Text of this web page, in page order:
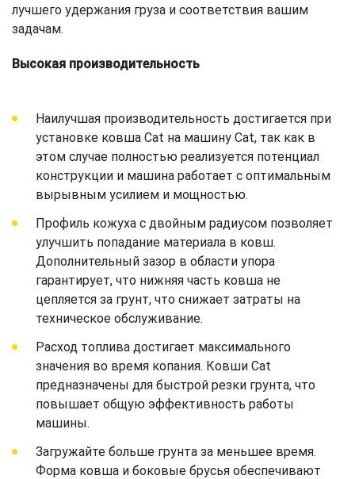
лучшего удержания груза и соответствия вашим
задачам.
Высокая производительность
Наилучшая производительность достигается при
установке ковша Cat на машину Cat, так как в
этом случае полностью реализуется потенциал
конструкции и машина работает с оптимальным
вырывным усилием и мощностью.
Профиль кожуха с двойным радиусом позволяет
улучшить попадание материала в ковш.
Дополнительный зазор в области упора
гарантирует, что нижняя часть ковша не
цепляется за грунт, что снижает затраты на
техническое обслуживание.
Расход топлива достигает максимального
значения во время копания. Ковши Cat
предназначены для быстрой резки грунта, что
повышает общую эффективность работы
машины.
Загружайте больше грунта за меньшее время.
Форма ковша и боковые брусья обеспечивают